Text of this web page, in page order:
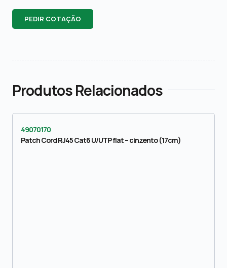
PEDIR COTAÇÃO
Produtos Relacionados
49070170
Patch Cord RJ45 Cat6 U/UTP flat – cinzento (17cm)